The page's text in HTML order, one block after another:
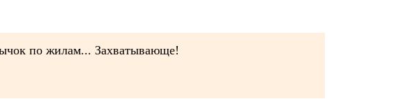
по жилам... Захватывающе!